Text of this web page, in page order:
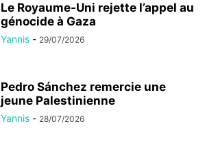
Le Royaume-Uni rejette l’appel au
génocide à Gaza
Yannis - 29/07/2026
Pedro Sánchez remercie une
jeune Palestinienne
Yannis - 28/07/2026